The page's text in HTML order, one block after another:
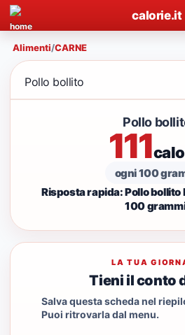
calorie.it
Alimenti/CARNE
Pollo bollito
Pollo
111
ogni 100
Risposta rapida: Pollo bollito
100
LA TUA
Tieni il conto
Salva questa scheda nel
Puoi ritrovarla dal menu.